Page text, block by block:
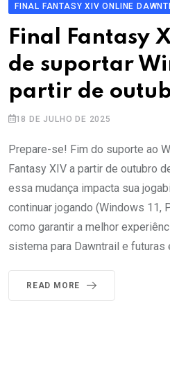
FINAL FANTASY XIV ONLINE
Final Fantasy
de suportar
partir de
18 DE JULHO DE 2025
Prepare-se! Fim do suporte ao
Fantasy XIV a partir de outubro
essa mudança impacta sua
continuar jogando (Windows 11,
como garantir a melhor
sistema para Dawntrail e futuras
READ MORE